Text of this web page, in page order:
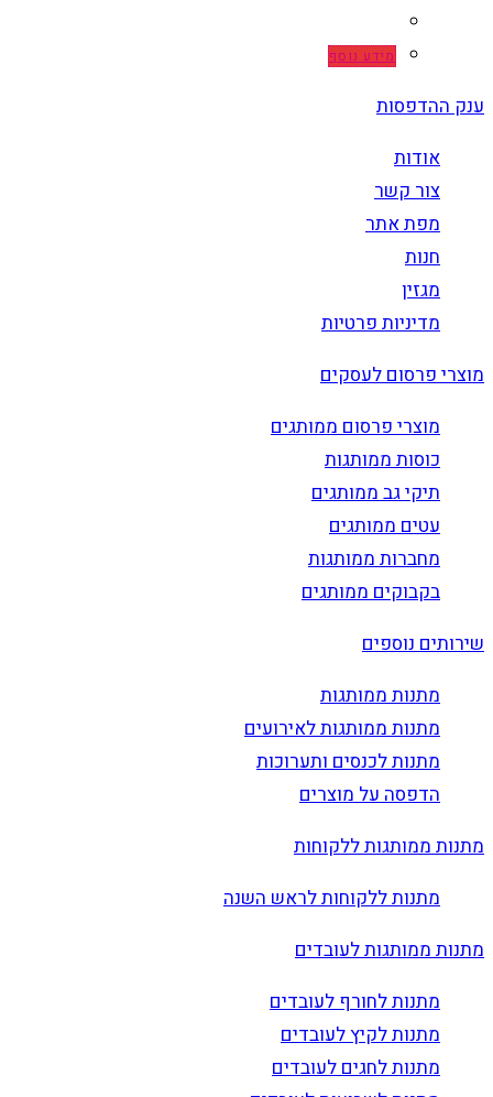
מידע נוסף
ענק ההדפסות
אודות
צור קשר
מפת אתר
חנות
מגזין
מדיניות פרטיות
מוצרי פרסום לעסקים
מוצרי פרסום ממותגים
כוסות ממותגות
תיקי גב ממותגים
עטים ממותגים
מחברות ממותגות
בקבוקים ממותגים
שירותים נוספים
מתנות ממותגות
מתנות ממותגות לאירועים
מתנות לכנסים ותערוכות
הדפסה על מוצרים
מתנות ממותגות ללקוחות
מתנות ללקוחות לראש השנה
מתנות ממותגות לעובדים
מתנות לחורף לעובדים
מתנות לקיץ לעובדים
מתנות לחגים לעובדים